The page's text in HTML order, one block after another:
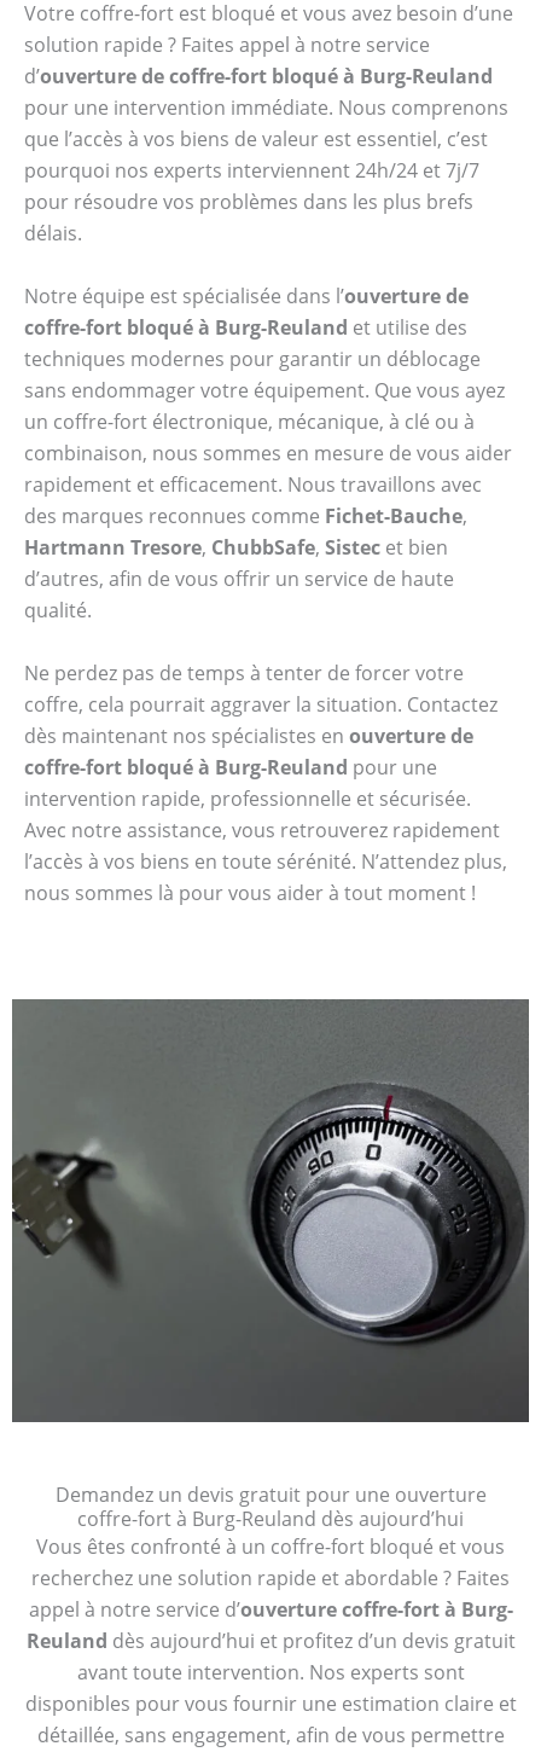
Votre coffre-fort est bloqué et vous avez besoin d’une
solution rapide ? Faites appel à notre service
d’ouverture de coffre-fort bloqué à Burg-Reuland
pour une intervention immédiate. Nous comprenons
que l’accès à vos biens de valeur est essentiel, c’est
pourquoi nos experts interviennent 24h/24 et 7j/7
pour résoudre vos problèmes dans les plus brefs
délais.
Notre équipe est spécialisée dans l’ouverture de
coffre-fort bloqué à Burg-Reuland et utilise des
techniques modernes pour garantir un déblocage
sans endommager votre équipement. Que vous ayez
un coffre-fort électronique, mécanique, à clé ou à
combinaison, nous sommes en mesure de vous aider
rapidement et efficacement. Nous travaillons avec
des marques reconnues comme Fichet-Bauche,
Hartmann Tresore, ChubbSafe, Sistec et bien
d’autres, afin de vous offrir un service de haute
qualité.
Ne perdez pas de temps à tenter de forcer votre
coffre, cela pourrait aggraver la situation. Contactez
dès maintenant nos spécialistes en ouverture de
coffre-fort bloqué à Burg-Reuland pour une
intervention rapide, professionnelle et sécurisée.
Avec notre assistance, vous retrouverez rapidement
l’accès à vos biens en toute sérénité. N’attendez plus,
nous sommes là pour vous aider à tout moment !
Demandez un devis gratuit pour une ouverture
coffre-fort à Burg-Reuland dès aujourd’hui
Vous êtes confronté à un coffre-fort bloqué et vous
recherchez une solution rapide et abordable ? Faites
appel à notre service d’ouverture coffre-fort à Burg-
Reuland dès aujourd’hui et profitez d’un devis gratuit
avant toute intervention. Nos experts sont
disponibles pour vous fournir une estimation claire et
détaillée, sans engagement, afin de vous permettre